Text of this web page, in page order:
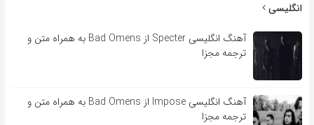
انگلیسی
آهنگ انگلیسی Specter از Bad Omens به همراه متن و
ترجمه مجزا
آهنگ انگلیسی Impose از Bad Omens به همراه متن و
ترجمه مجزا